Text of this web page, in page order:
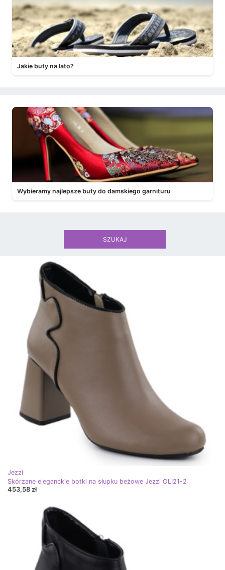
Jakie buty na lato?
Wybieramy najlepsze buty do damskiego garnituru
Jezzi
Skórzane eleganckie botki na słupku beżowe Jezzi OLI21-2
453,58 zł
SZUKAJ